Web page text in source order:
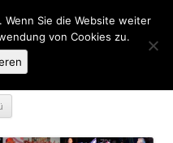
1963 e.V.
is Fasching …
Wenn Sie die Website weiter
von Cookies zu.